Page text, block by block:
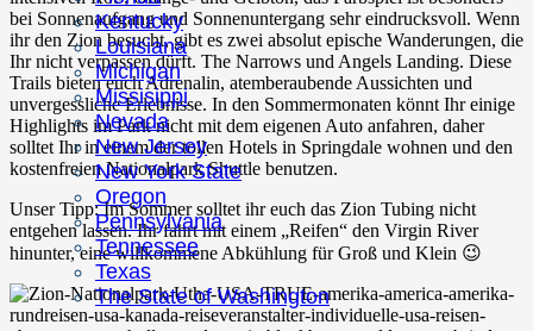
Kentucky
Louisiana
Michigan
Missisippi
Nevada
New Jersey
New York State
Oregon
Pennsylvania
Tennessee
Texas
The State of Washington
bei Sonnenaufgang und Sonnenuntergang sehr eindrucksvoll. Wenn
ihr den Zion besucht, gibt es zwei absolut epische Wanderungen, die
Ihr nicht verpassen dürft. The Narrows und Angels Landing. Diese
Trails bieten euch Adrenalin, atemberaubende Aussichten und
unvergessliche Erlebnisse. In den Sommermonaten könnt Ihr einige
Highlights im Park nicht mit dem eigenen Auto anfahren, daher
solltet Ihr in einem der tollen Hotels in Springdale wohnen und den
kostenfreien Nationalpark Shuttle benutzen.
Unser Tipp: Im Sommer solltet ihr euch das Zion Tubing nicht
entgehen lassen. Ihr fahrt mit einem „Reifen“ den Virgin River
hinunter, eine willkommene Abkühlung für Groß und Klein 😉